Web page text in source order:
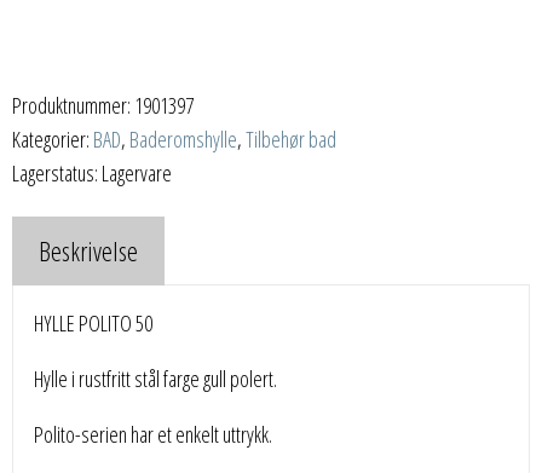
Produktnummer: 1901397
Kategorier: BAD, Baderomshylle,Tilbehør bad
Lagerstatus: Lagervare
Beskrivelse
HYLLE POLITO 50
Hylle i rustfritt stål farge gull polert.
Polito-serien har et enkelt uttrykk.